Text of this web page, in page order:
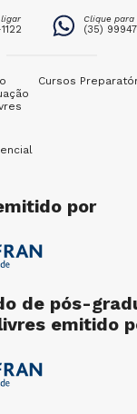
Clique para
(35)
Cursos
por
de pós-
emitido